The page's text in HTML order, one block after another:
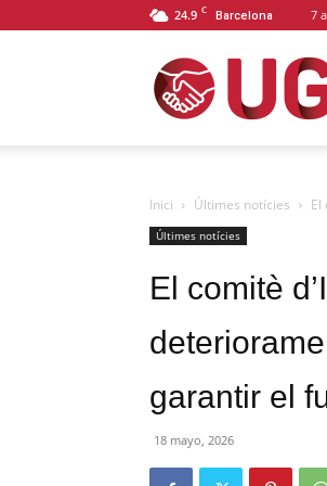
24.9 C Barcelona 7
Inici Últimes notícies El
Últimes notícies
El comitè
garantir el
18 mayo, 2026